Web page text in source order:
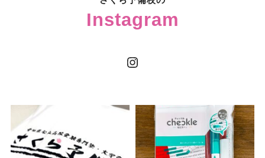
Instagram
Instagram